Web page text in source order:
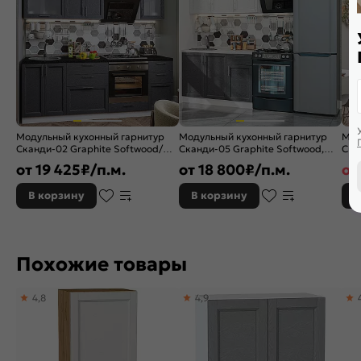
Модульный кухонный гарнитур
Сканди-02 Graphite Softwood/
Белый 2140x2200x600
от19 425₽/п.м.
В корзину
Модульный кухонный гарнитур
Сканди-05 Graphite Softwood,
White Softwood/Белый
2140x1200x600
от18 800₽/п.м.
В корзину
от
Похожие товары
4,8 4,9